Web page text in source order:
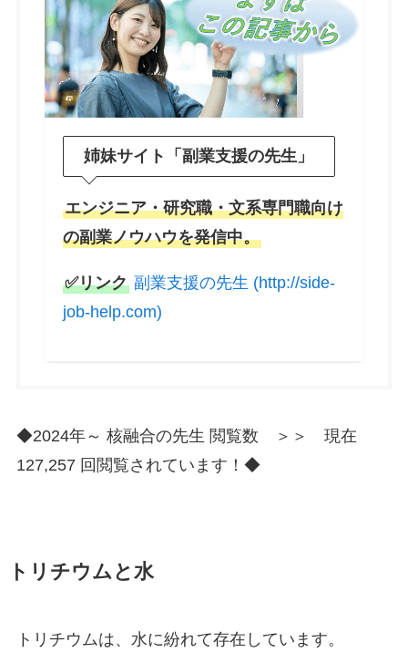
姉妹サイト「副業支援の先生」
エンジニア・研究職・文系専門職向け
の副業ノウハウを発信中。
✅リンク 副業支援の先生 (http://side-
job-help.com)
◆2024年～ 核融合の先生 閲覧数 ＞＞ 現在
127,257 回閲覧されています！◆
トリチウムと水
トリチウムは、水に紛れて存在しています。